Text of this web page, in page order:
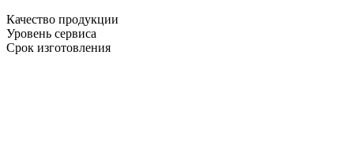
Качество продукции
Уровень сервиса
Срок изготовления